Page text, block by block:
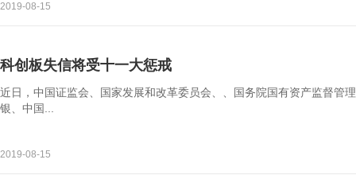
2019-08-15
科创板失信将受十一大惩戒
近日，中国证监会、国家发展和改革委员会、、国务院国有资产监督管
银、中国...
2019-08-15